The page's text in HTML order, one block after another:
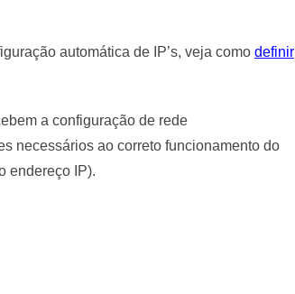
automática de IP’s, veja como definir
a configuração de rede
necessários ao correto funcionamento do
endereço IP).